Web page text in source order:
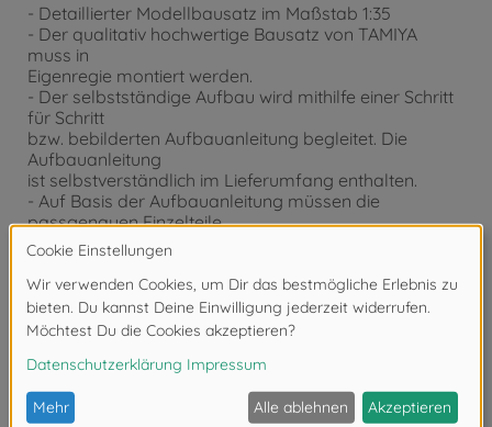
- Detaillierter Modellbausatz im Maßstab 1:35
- Der qualitativ hochwertige Bausatz von TAMIYA
muss in
Eigenregie montiert werden.
- Der selbstständige Aufbau wird mithilfe einer Schritt
für Schritt
bzw. bebilderten Aufbauanleitung begleitet. Die
Aufbauanleitung
ist selbstverständlich im Lieferumfang enthalten.
- Auf Basis der Aufbauanleitung müssen die
passgenauen Einzelteile
zusammengefügt werden. Eine Lackierung der Teile
kann nach
eigenen Vorstellungen vorgenommen werden.
- Werkzeug, Klebstoff und Farben sind im
Lieferumfang des
Plastikbausatzes nicht enthalten. Diese müssen
optional erworben
werden.